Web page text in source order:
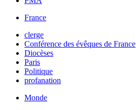
France
clerge
Conférence des évêques de France
Diocèses
Paris
Politique
profanation
Monde